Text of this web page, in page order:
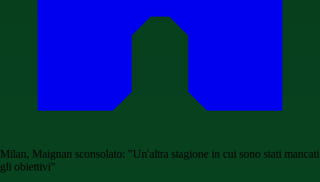
Milan, Maignan sconsolato: "Un'altra stagione in cui sono stati mancati
gli obiettivi"